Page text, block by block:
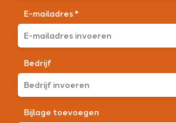
E-mailadres *
Bedrijf
Bijlage toevoegen